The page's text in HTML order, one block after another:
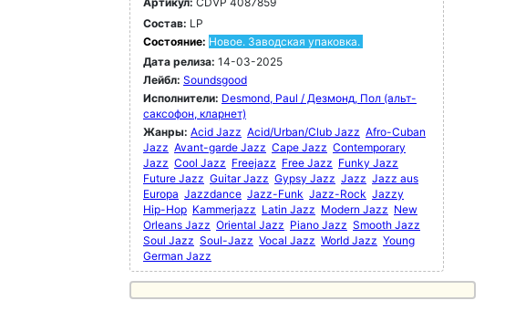
Состав: LP
Состояние: Новое. Заводская упаковка.
Дата релиза: 14-03-2025
Лейбл: Soundsgood
Исполнители: Desmond, Paul / Дезмонд, Пол (альт-
саксофон, кларнет)
Жанры: Acid Jazz Acid/Urban/Club Jazz Afro-Cuban
Jazz Avant-garde Jazz Cape Jazz Contemporary
Jazz Cool Jazz Freejazz Free Jazz Funky Jazz
Future Jazz Guitar Jazz Gypsy Jazz Jazz Jazz aus
Europa Jazzdance Jazz-Funk Jazz-Rock Jazzy
Hip-Hop Kammerjazz Latin Jazz Modern Jazz New
Orleans Jazz Oriental Jazz Piano Jazz Smooth Jazz
Soul Jazz Soul-Jazz Vocal Jazz World Jazz Young
German Jazz